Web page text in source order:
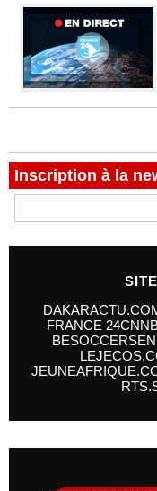
Inscription à la
FRANCE 24CNN
BESOCCER